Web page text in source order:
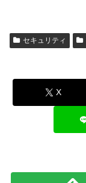
セキュリティ
X